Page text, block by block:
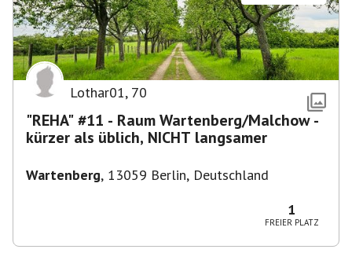
Lothar01, 70
"REHA" #11 - Raum Wartenberg/Malchow -
kürzer als üblich, NICHT langsamer
Wartenberg, 13059 Berlin, Deutschland
1
FREIER PLATZ